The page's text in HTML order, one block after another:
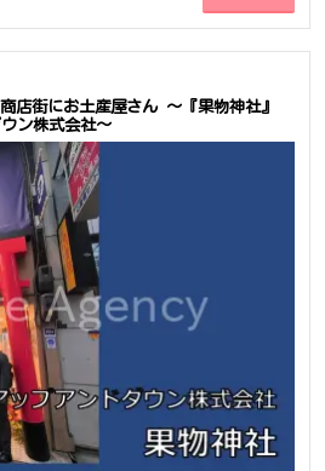
て、、（笑）』『倉庫になるものお部屋を近くで
空があったのでご紹介させていただきました。』酒
ビルが違うと全然行かなくなるみたいですね。更
ないとか、、（笑）』住居『そうですねビルが違う
たりするのを考えると、忙しかったりしたら行か
をやろうとお考えの方にアドバイスなどお願いい
客様がどのようにしてご来店されるかを考えて出店
確かに、お客様が来にくいと必然的に客足も遠のき
、ですが大阪にはおしゃれなエリア、新町だった
駅近で探しました。』『やはり南堀江なんかは自
来ないんですよね。』『メインとなるお客様がど
外から電車を乗って来ていただけるお客様なので
因みに、Vanillaの店舗が入居しているビル『リース
駅から徒歩3分の好立地！気になる方は是非お問い
西心斎橋ビル現在の空室情報はこちら 【担当営業
業、住居（スミイ）の良かった点、悪かった点を酒
は新人さんって仰ってましたけど、全然そんな素
ていただいてすごく助かりました。』『悪い所はな
様にそういっていただけるとすごく嬉しいです、あ
今後について】酒井様『今、腕の立つデザイナーさ
の方と一緒にやれたらなと。』『新規としてVanill
と考えております。』『その際の、事務所探しは住
ディースクリニックなので当然、外から見えてはい
屋は採光を取り、点滴等に使う部屋にしまし
を貼っており完全に外からは見えません。 こちら
屋となります。圦先生『後は、この物件にはベラン
。』こちらがそのベランダになります。 【こちら
先生『やはり、明るいという所が決め手となりまし
リニックはどうしても、部屋が暗くなりがちなんで
はいけないので必然とそうなるのですが。』『当院
明るい部屋でできると言うのは当院のメリットに
ても、本当にここしか無かったです、条件として
に魅力的な条件で納得して決めることができまし
】 圦先生『すごく熱心に対応していただきまし
木さんとのやり取りが一番の思い出になりました
きっちりお膳立てしていただ来ましたがなんせ決
）』～その思い出をお聞かせください～圦先生『初
ったのですが全然ハマる物件がなくて、、
しても無い！』荒木『二人で自転車載乗って、探し
ね（笑）』あの物件はどうか？⇨満室です。。あの物
うです。。じゃあ、あの物件は？⇨空いています
す。。『みたいなことを繰り返して、荒木さんと
かね？（笑）なんて言ってたりして、、』『そんな
ただきました。』『こちらの物件は給排水も取れ
の点も決め手になりましたね。』『荒木さんには
店街にお土産屋さん ～『果物神社』
ン株式会社～